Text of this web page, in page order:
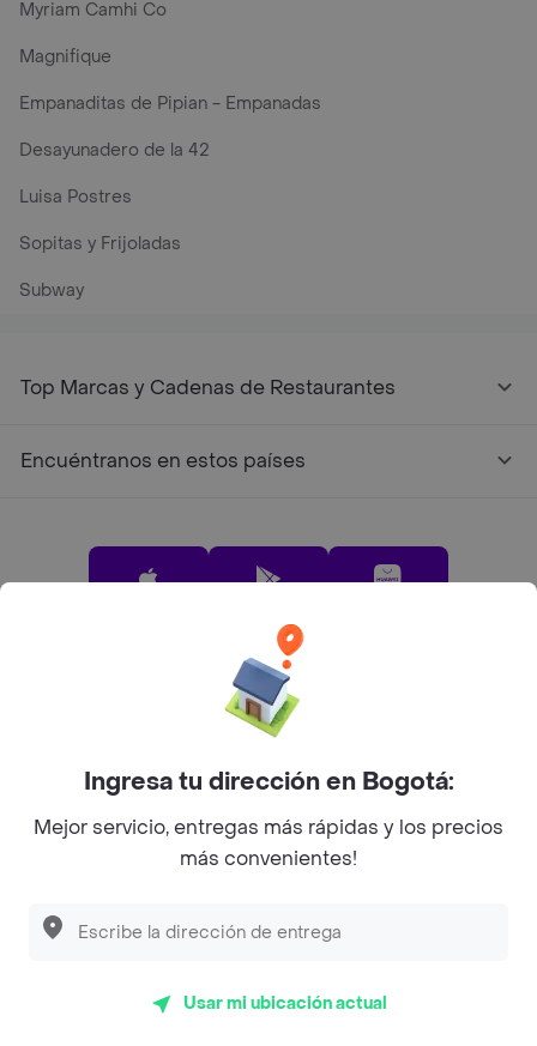
Myriam Camhi Co
Magnifique
Empanaditas de Pipian - Empanadas
Desayunadero de la 42
Luisa Postres
Sopitas y Frijoladas
Subway
Top Marcas y Cadenas de Restaurantes
Encuéntranos en estos países
Pide tu comida favorita cerca de ti
Categorías
Sobre Rappi
Ingresa tu dirección en Bogotá:
Mejor servicio, entregas más rápidas y los precios
más convenientes!
Usar mi ubicación actual